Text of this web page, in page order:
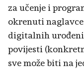
za učenje i
okrenuti
digitalnih
povijesti
sve može biti na